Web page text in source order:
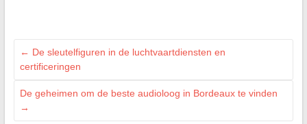
← De sleutelfiguren in de luchtvaartdiensten en
certificeringen
De geheimen om de beste audioloog in Bordeaux te vinden
→